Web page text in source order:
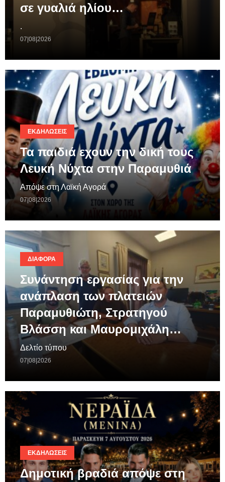
σε γυαλιά ηλίου…
.
07|08|2026
ΕΚΔΗΛΏΣΕΙΣ
Τα παιδιά εχουν την δική τους
Λευκή Νύχτα στην Παραμυθιά
Απόψε στη Λαϊκή Αγορά
07|08|2026
ΔΙΆΦΟΡΑ
Συνάντηση εργασίας για την
ανάπλαση των πλατειών
Παραμυθιώτη, Στρατηγού
Βλάσση και Μαυρομιχάλη…
Δελτίο τύπου
07|08|2026
ΕΚΔΗΛΏΣΕΙΣ
Δημοτική βραδιά απόψε στη